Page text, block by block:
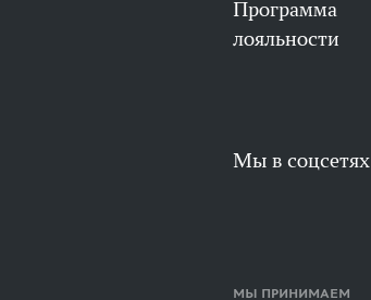
Программа
лояльности
Мы в соцсетях
МЫ ПРИНИМАЕМ